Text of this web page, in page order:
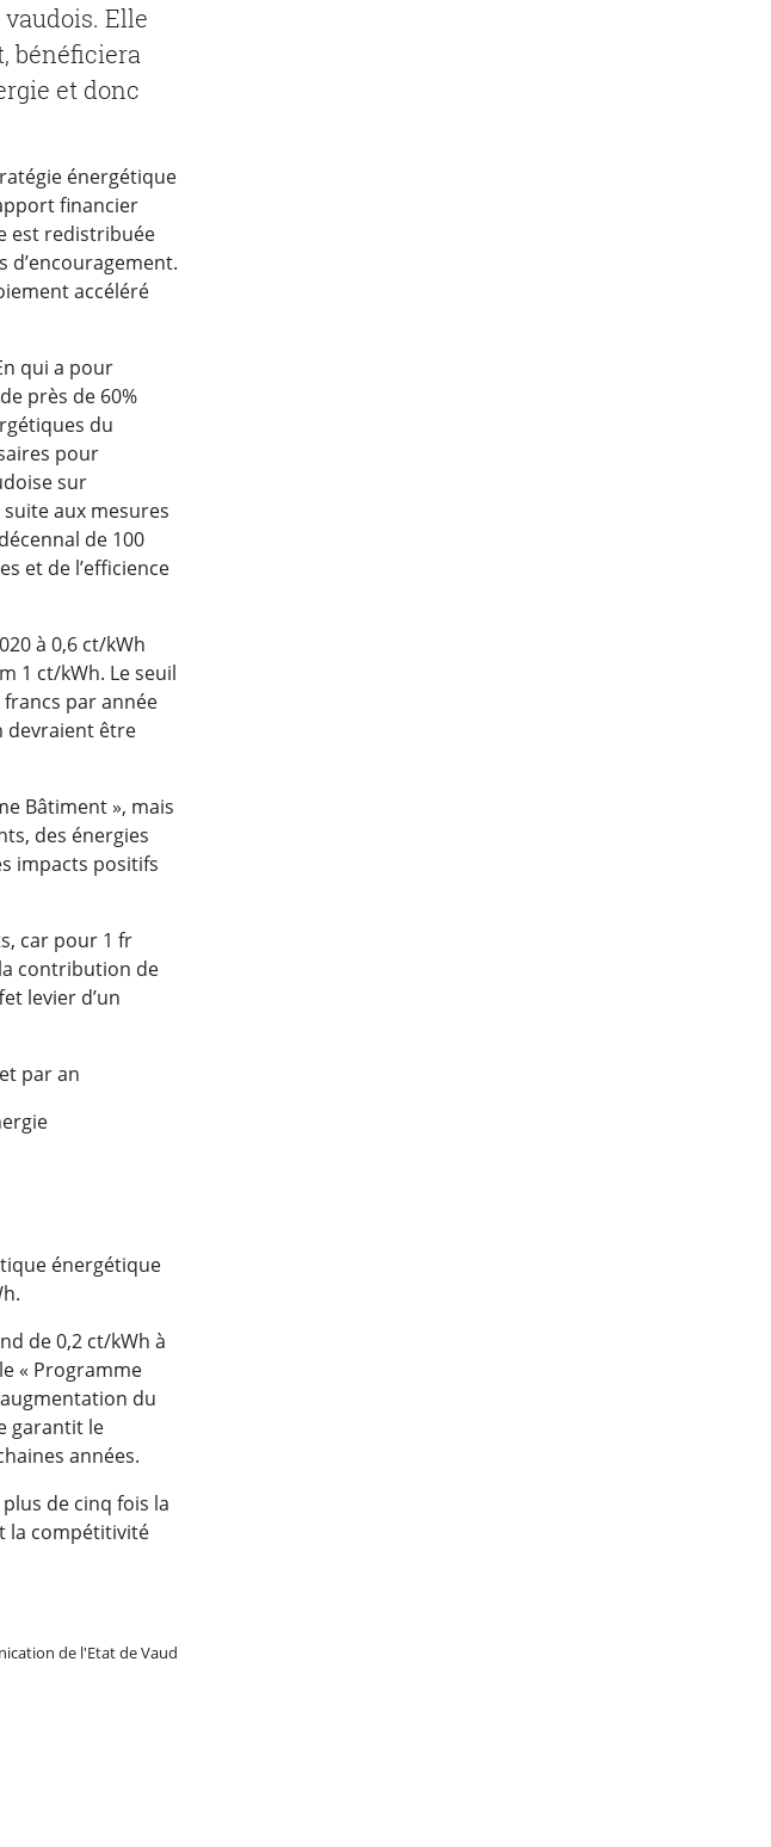
Elle
bénéficiera
et donc
énergétique
financier
est redistribuée
accéléré
qui a pour
près de 60%
du
pour
sur
aux mesures
de 100
et de l’efficience
à 0,6 ct/kWh
1 ct/kWh. Le seuil
par année
devraient être
Bâtiment », mais
des énergies
impacts positifs
car pour 1 fr
contribution de
levier d’un
par an
énergétique
de 0,2 ct/kWh à
« Programme
du
garantit le
années.
de cinq fois la
la compétitivité
de l'Etat de Vaud